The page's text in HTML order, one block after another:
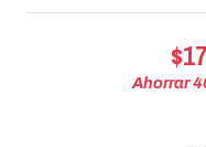
Ahorrar